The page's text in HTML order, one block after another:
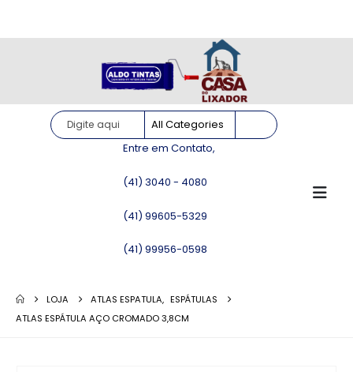
Entre em Contato,
(41) 3040 - 4080
(41) 99605-5329
(41) 99956-0598
LOJA ATLAS ESPATULA, ESPÁTULAS
ATLAS ESPÁTULA AÇO CROMADO 3,8CM